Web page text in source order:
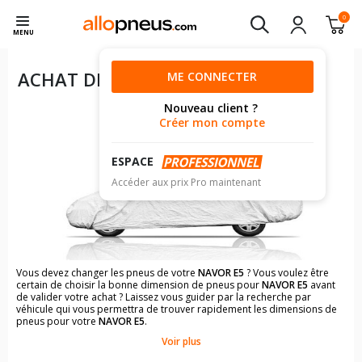
MENU
0
ME CONNECTER
Nouveau client ?
Créer mon compte
ESPACE
Accéder aux prix Pro maintenant
ACHAT DE PNEUS POUR VOTRE
NAVOR E5
Vous devez changer les pneus de votre NAVOR E5 ? Vous voulez être
certain de choisir la bonne dimension de pneus pourNAVOR E5 avant
de valider votre achat ? Laissez vous guider par la recherche par
véhicule qui vous permettra de trouver rapidement les dimensions de
pneus pour votre NAVOR E5.
Il n'est pas toujours évident de s'y retrouver dans le choix des
Voir plus